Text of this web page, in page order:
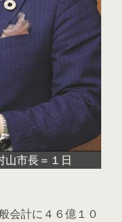
山市長＝１日
会計に４６億１０